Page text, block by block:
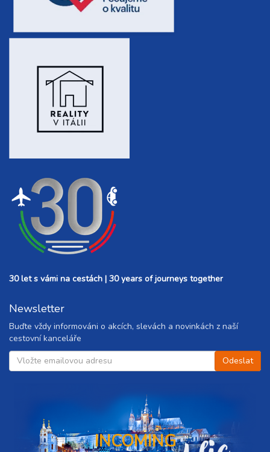
30 let s vámi na cestách | 30 years of journeys together
Newsletter
Buďte vždy informováni o akcích, slevách a novinkách z naší
cestovní kanceláře
INCOMING